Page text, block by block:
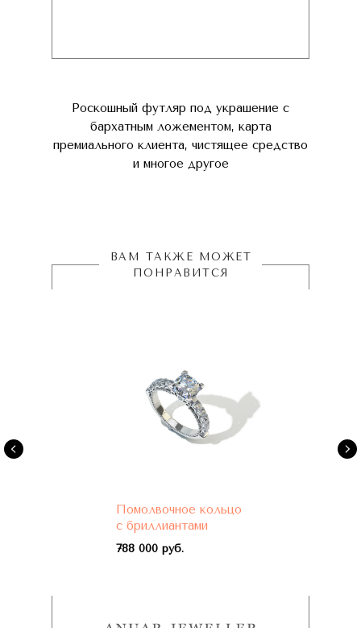
Роскошный футляр под украшение с
бархатным ложементом, карта
премиального клиента, чистящее средство
и многое другое
ВАМ ТАКЖЕ МОЖЕТ
ПОНРАВИТСЯ
Помолвочное кольцо
с бриллиантами
788 000 руб.